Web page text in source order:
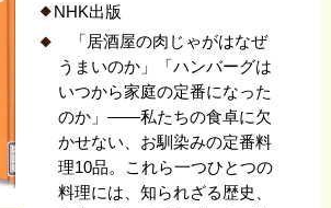
NHK出版
「居酒屋の肉じゃがはなぜ
うまいのか」「ハンバーグは
いつから家庭の定番になった
のか」――私たちの食卓に欠
かせない、お馴染みの定番料
理10品。これら一つひとつの
料理には、知られざる歴史、